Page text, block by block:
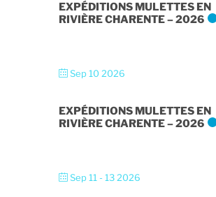
EXPÉDITIONS MULETTES EN
RIVIÈRE CHARENTE – 2026
Sep 10 2026
EXPÉDITIONS MULETTES EN
RIVIÈRE CHARENTE – 2026
Sep 11 - 13 2026